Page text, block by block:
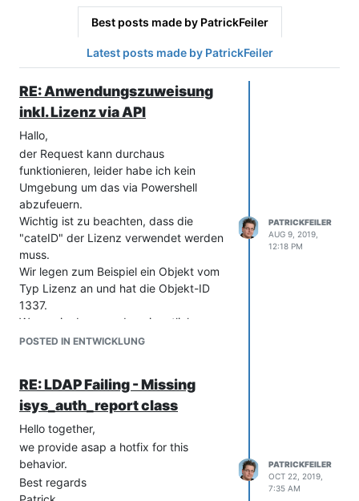
Best posts made by PatrickFeiler
Latest posts made by PatrickFeiler
RE: Anwendungszuweisung
inkl. Lizenz via API
Hallo,
der Request kann durchaus
funktionieren, leider habe ich kein
Umgebung um das via Powershell
abzufeuern.
Wichtig ist zu beachten, dass die
"cateID" der Lizenz verwendet werden
muss.
Wir legen zum Beispiel ein Objekt vom
Typ Lizenz an und hat die Objekt-ID
1337.
Wenn wir aber nun den eigentlichen
Lizenzschlüssel anlegen, bekommt
Viel Erfolg und Gruß
POSTED IN ENTWICKLUNG
PATRICKFEILER
AUG 9, 2019,
12:18 PM
RE: LDAP Failing - Missing
isys_auth_report class
Hello together,
we provide asap a hotfix for this
behavior.
Best regards
PATRICKFEILER
OCT 22, 2019,
7:35 AM